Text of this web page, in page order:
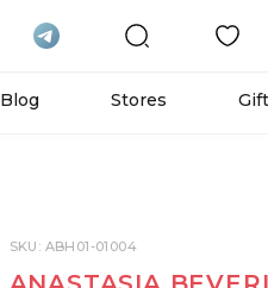
Blog Stores
SKU: ABH01-01004